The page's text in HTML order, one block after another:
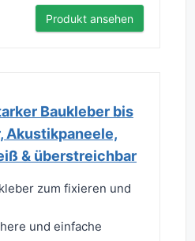
Produkt ansehen
Baukleber bis
Akustikpaneele,
& überstreichbar
zum fixieren und
und einfache